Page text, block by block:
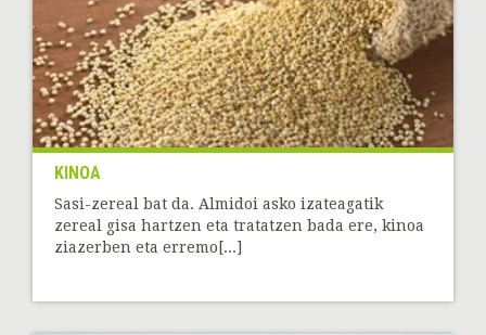
KINOA
Sasi-zereal bat da. Almidoi asko izateagatik
zereal gisa hartzen eta tratatzen bada ere, kinoa
ziazerben eta erremo[...]